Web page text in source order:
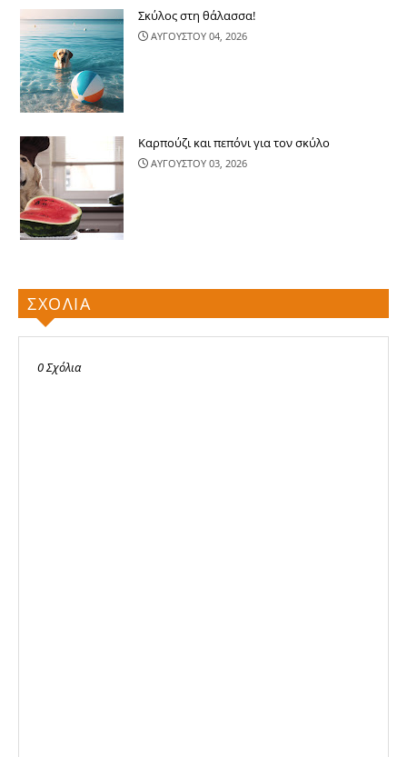
Σκύλος στη θάλασσα!
ΑΥΓΟΥΣΤΟΥ 04, 2026
Καρπούζι και πεπόνι για τον σκύλο
ΑΥΓΟΥΣΤΟΥ 03, 2026
ΣΧΟΛΙΑ
0 Σχόλια